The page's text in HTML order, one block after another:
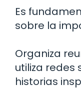
Es
sobre la
Organiza
utiliza redes
historias